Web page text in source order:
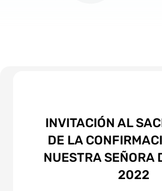
INVITACIÓN AL
DE LA
NUESTRA SEÑORA
2022